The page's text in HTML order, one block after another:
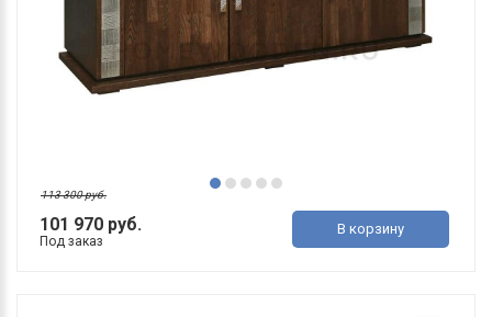
101 970 руб.
113 300 руб.
Под заказ
В корзину